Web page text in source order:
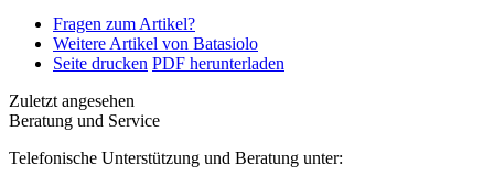
Fragen zum Artikel?
Weitere Artikel von Batasiolo
Seite drucken PDF herunterladen
Zuletzt angesehen
Beratung und Service
Telefonische Unterstützung und Beratung unter: